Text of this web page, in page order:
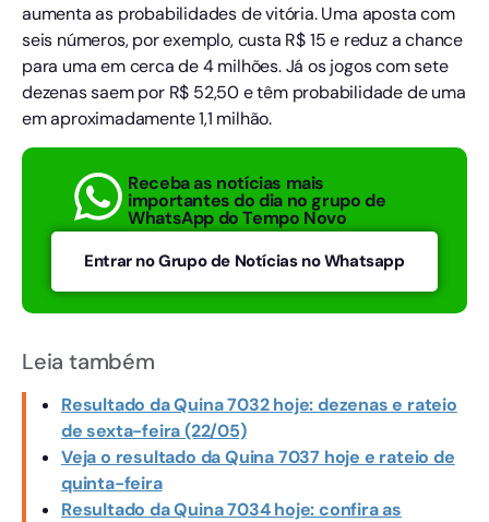
aumenta as probabilidades de vitória. Uma aposta com
seis números, por exemplo, custa R$ 15 e reduz a chance
para uma em cerca de 4 milhões. Já os jogos com sete
dezenas saem por R$ 52,50 e têm probabilidade de uma
em aproximadamente 1,1 milhão.
Receba as notícias mais
importantes do dia no grupo de
WhatsApp do Tempo Novo
Entrar no Grupo de Notícias no Whatsapp
Leia também
Resultado da Quina 7032 hoje: dezenas e rateio
de sexta-feira (22/05)
Veja o resultado da Quina 7037 hoje e rateio de
quinta-feira
Resultado da Quina 7034 hoje: confira as